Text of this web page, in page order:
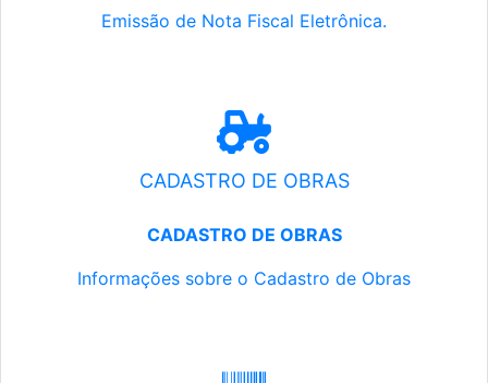
Emissão de Nota Fiscal Eletrônica.
CADASTRO DE OBRAS
CADASTRO DE OBRAS
Informações sobre o Cadastro de Obras